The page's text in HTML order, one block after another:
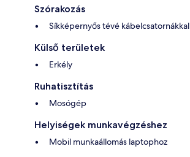
Szórakozás
Síkképernyős tévé kábelcsatornákkal
Külső területek
Erkély
Ruhatisztítás
Mosógép
Helyiségek munkavégzéshez
Mobil munkaállomás laptophoz